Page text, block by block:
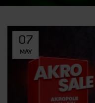
07
MAY